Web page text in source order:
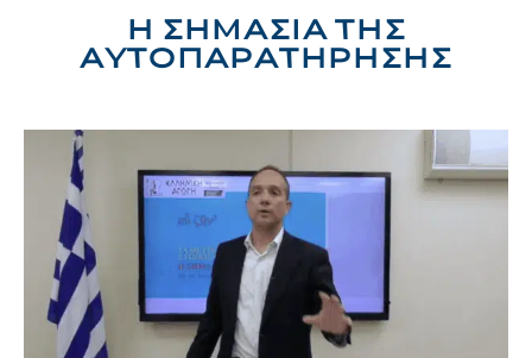
Η ΣΗΜΑΣΙΑ ΤΗΣ
ΑΥΤΟΠΑΡΑΤΗΡΗΣΗΣ